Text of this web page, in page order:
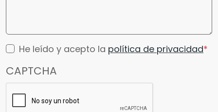
He leído y acepto la política de privacidad
CAPTCHA